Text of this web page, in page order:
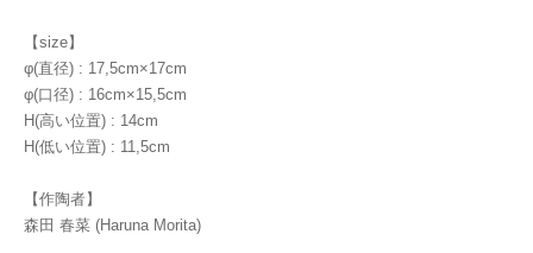
【size】
φ(直径) : 17,5cm×17cm
φ(口径) : 16cm×15,5cm
H(高い位置) : 14cm
H(低い位置) : 11,5cm
【作陶者】
森田 春菜 (Haruna Morita)